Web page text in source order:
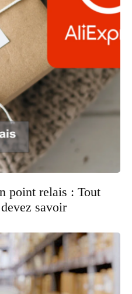
point relais : Tout
savoir